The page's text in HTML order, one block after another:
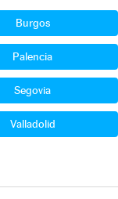
Burgos
Palencia
Segovia
Valladolid